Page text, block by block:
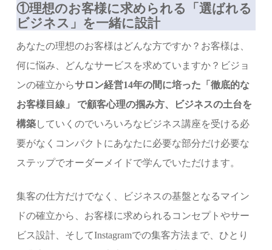
①理想のお客様に求められる「選ばれる
ビジネス」を一緒に設計
あなたの理想のお客様はどんな方ですか？お客様は、
何に悩み、どんなサービスを求めていますか？ビジョ
ンの確立からサロン経営14年の間に培った「徹底的な
お客様目線」 で顧客心理の掴み方、ビジネスの土台を
構築していくのでいろいろなビジネス講座を受ける必
要がなくコンパクトにあなたに必要な部分だけ必要な
ステップでオーダーメイドで学んでいただけます。
集客の仕方だけでなく、ビジネスの基盤となるマイン
ドの確立から、お客様に求められるコンセプトやサー
ビス設計、そしてInstagramでの集客方法まで、ひとり